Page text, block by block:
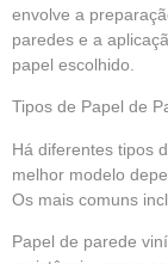
envolve a
paredes e a
papel escolhido.
Tipos de Papel de
Há diferentes tipos
melhor modelo
Os mais comuns
Papel de parede